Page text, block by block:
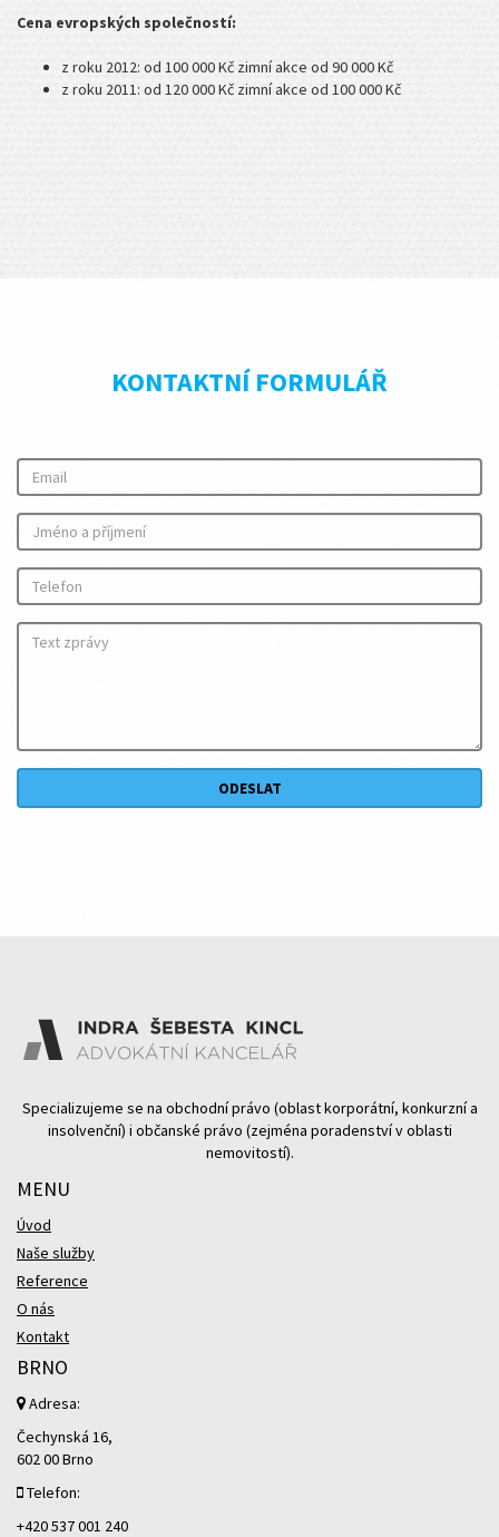
Cena evropských společností:
z roku 2012: od 100 000 Kč zimní akce od 90 000 Kč
z roku 2011: od 120 000 Kč zimní akce od 100 000 Kč
KONTAKTNÍ FORMULÁŘ
ODESLAT
Specializujeme se na obchodní právo (oblast korporátní, konkurzní a
insolvenční) i občanské právo (zejména poradenství v oblasti
nemovitostí).
MENU
Úvod
Naše služby
Reference
O nás
Kontakt
BRNO
Adresa:
Čechynská 16,
602 00 Brno
Telefon:
+420 537 001 240